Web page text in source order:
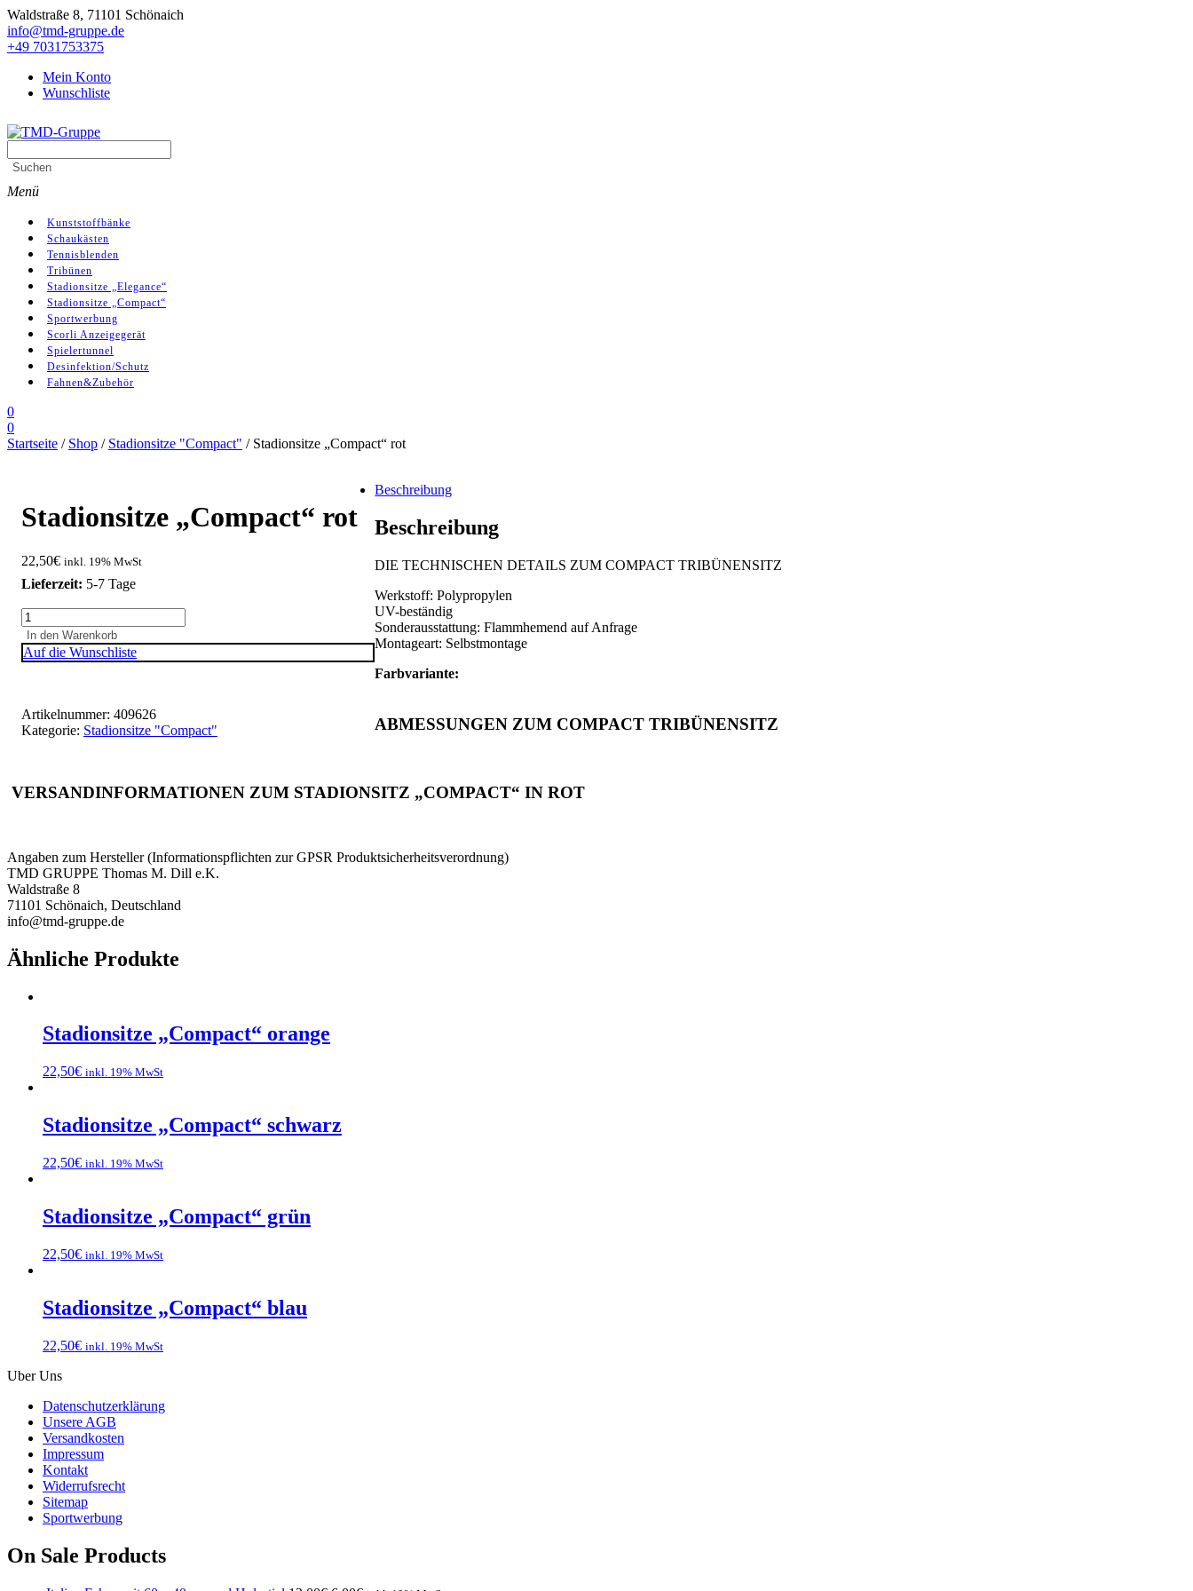
Skip
to
content
Waldstraße 8, 71101 Schönaich
info@tmd-gruppe.de
+49 7031753375
Mein Konto
Wunschliste
TMD-Gruppe
for:
Suchen
Primary
Menü
Kunststoffbänke
Schaukästen
Tennisblenden
Tribünen
Stadionsitze „Elegance“
Stadionsitze „Compact“
Sportwerbung
Scorli Anzeigegerät
Spielertunnel
Desinfektion/Schutz
Fahnen&Zubehör
0
0
Startseite / Shop / Stadionsitze "Compact" / Stadionsitze „Compact“ rot
Stadionsitze „Compact“ rot
22,50€ inkl. 19% MwSt
Lieferzeit: 5-7 Tage
Stadionsitze
"Compact"
rot
Menge
In den Warenkorb
Auf die Wunschliste
Artikelnummer: 409626
Kategorie: Stadionsitze "Compact"
Beschreibung
Beschreibung
DIE TECHNISCHEN DETAILS ZUM COMPACT TRIBÜNENSITZ
Werkstoff: Polypropylen
UV-beständig
Sonderausstattung: Flammhemend auf Anfrage
Montageart: Selbstmontage
Farbvariante:
ABMESSUNGEN ZUM COMPACT TRIBÜNENSITZ
VERSANDINFORMATIONEN ZUM STADIONSITZ „COMPACT“ IN ROT
Angaben zum Hersteller (Informationspflichten zur GPSR Produktsicherheitsverordnung)
TMD GRUPPE Thomas M. Dill e.K.
Waldstraße 8
71101 Schönaich, Deutschland
info@tmd-gruppe.de
Ähnliche Produkte
Stadionsitze „Compact“ orange
22,50€ inkl. 19% MwSt
Stadionsitze „Compact“ schwarz
22,50€ inkl. 19% MwSt
Stadionsitze „Compact“ grün
22,50€ inkl. 19% MwSt
Stadionsitze „Compact“ blau
22,50€ inkl. 19% MwSt
Uber Uns
Datenschutzerklärung
Unsere AGB
Versandkosten
Impressum
Kontakt
Widerrufsrecht
Sitemap
Sportwerbung
On Sale Products